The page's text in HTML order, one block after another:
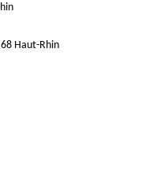
Haut-Rhin